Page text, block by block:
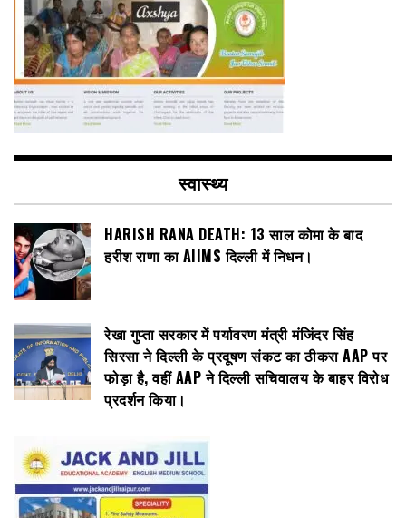
स्वास्थ्य
HARISH RANA DEATH: 13 साल कोमा के बाद
हरीश राणा का AIIMS दिल्ली में निधन।
रेखा गुप्ता सरकार में पर्यावरण मंत्री मंजिंदर सिंह
सिरसा ने दिल्ली के प्रदूषण संकट का ठीकरा AAP पर
फोड़ा है, वहीं AAP ने दिल्ली सचिवालय के बाहर विरोध
प्रदर्शन किया।